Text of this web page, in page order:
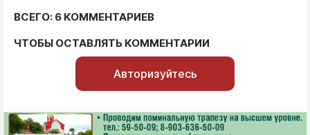
ВСЕГО: 6 КОММЕНТАРИЕВ
ЧТОБЫ ОСТАВЛЯТЬ КОММЕНТАРИИ
Авторизуйтесь